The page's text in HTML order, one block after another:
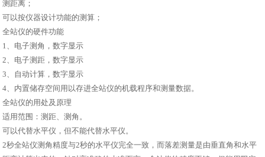
测距离；
可以按仪器设计功能的测算；
全站仪的硬件功能
1、电子测角，数字显示
2、电子测距，数字显示
3、自动计算，数字显示
4、内置储存空间用以存进全站仪的机载程序和测量数据。
全站仪的用处及原理
适用范围：测距、测角。
可以代替水平仪，但不能代替水平仪。
2秒全站仪测角精度与2秒的水平仪完全一致，而落差测量是由垂直角和水平